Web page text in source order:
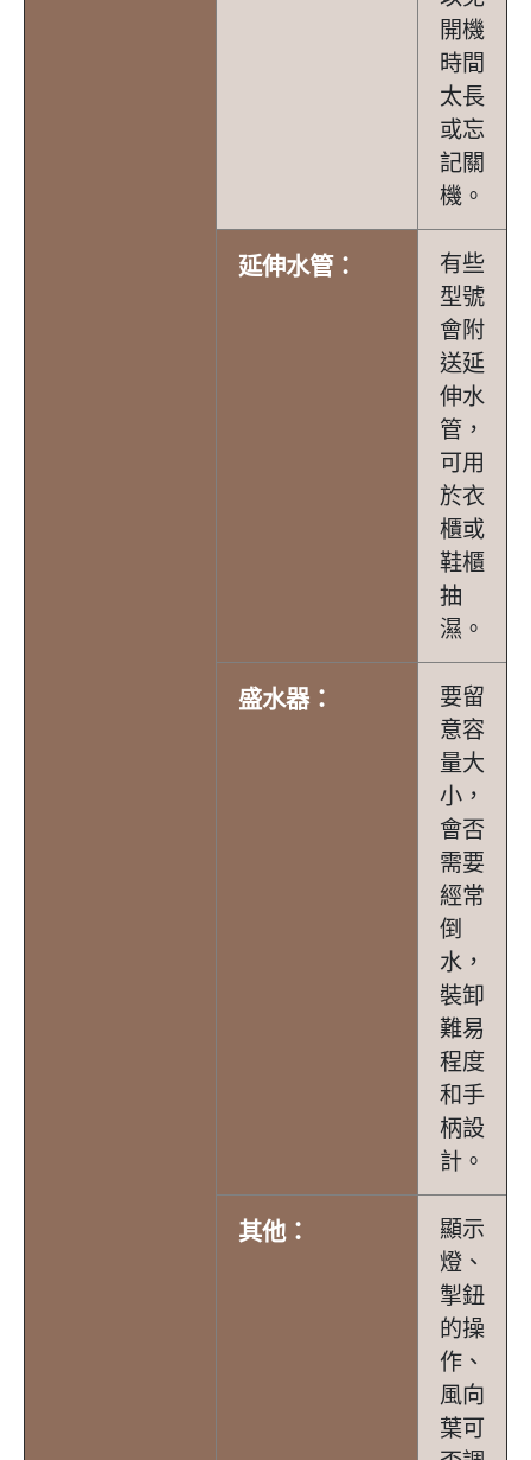
開機
時間
太長
或忘
記關
機。
延伸水管：
有些
型號
會附
送延
伸水
管，
可用
於衣
櫃或
鞋櫃
抽
濕。
盛水器：
要留
意容
量大
小，
會否
需要
經常
倒
水，
裝卸
難易
程度
和手
柄設
計。
其他：
顯示
燈、
掣鈕
的操
作、
風向
葉可